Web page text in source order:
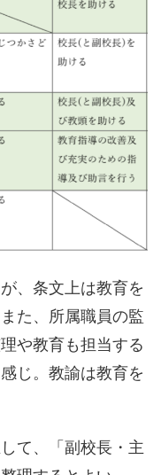
、条文上は教育を
た、所属職員の監
や教育も担当する
じ。教諭は教育を
て、「副校長・主